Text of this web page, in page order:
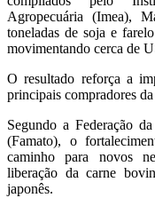
Agropecuária (Imea),
toneladas de soja e
movimentando cerca de
O resultado reforça a
principais compradores
Segundo a Federação
(Famato), o
caminho para novos
liberação da carne
japonês.